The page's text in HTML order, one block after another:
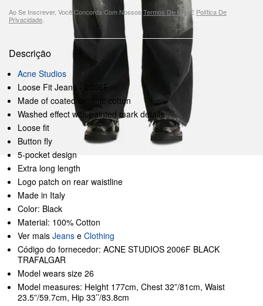
Ao Se Inscrever, Você Concorda Com Nossos Termos De UsoE Política De
Privacidade
Descrição
Acne Studios
Loose Fit Jeans - 2006F
Made of coated organic cotton
Washed effect with painted mark details
Loose fit
Button fly
5-pocket design
Extra long length
Logo patch on rear waistline
Made in Italy
Color: Black
Material: 100% Cotton
Ver mais Jeans e Clothing
Código do fornecedor: ACNE STUDIOS 2006F BLACK
TRAFALGAR
Model wears size 26
Model measures: Height 177cm, Chest 32”/81cm, Waist
23.5”/59.7cm, Hip 33’’/83.8cm